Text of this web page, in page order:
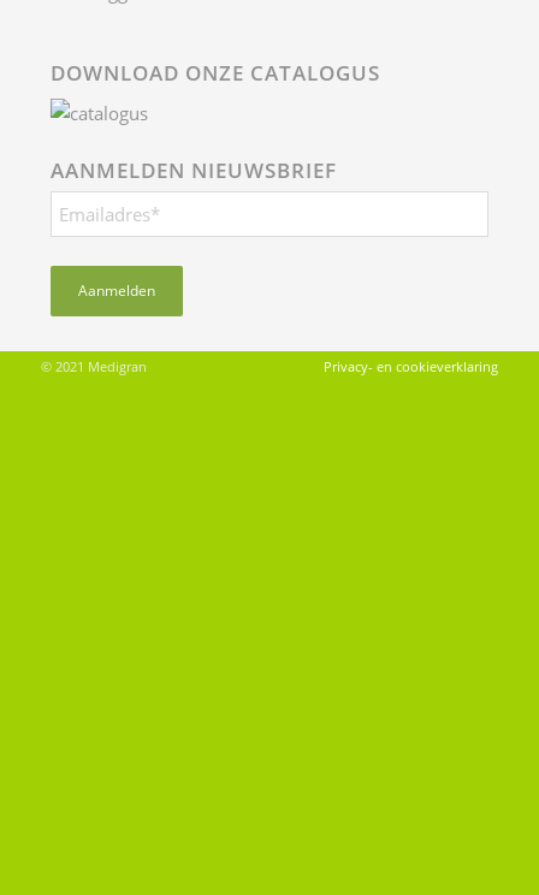
DOWNLOAD ONZE CATALOGUS
AANMELDEN NIEUWSBRIEF
© 2021 Medigran Privacy- en cookieverklaring